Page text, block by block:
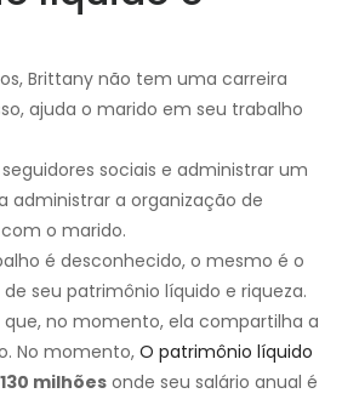
Brittany não tem uma carreira
ajuda o marido em seu trabalho
sociais e administrar um
administrar a organização de
o marido.
é desconhecido, o mesmo é o
seu patrimônio líquido e riqueza.
no momento, ela compartilha a
No momento, O patrimônio líquido
milhões onde seu salário anual é